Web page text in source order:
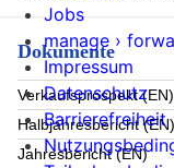
Dokumente
Verkaufsprospekt (EN)
Halbjahresbericht (EN)
Jahresbericht (EN)
Jobs
manage ›
Impressum
Datenschutz
Barrierefreiheit